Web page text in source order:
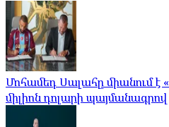
Մոհամեդ Սալահը միանում է
միլիոն դոլարի պայմանագրով